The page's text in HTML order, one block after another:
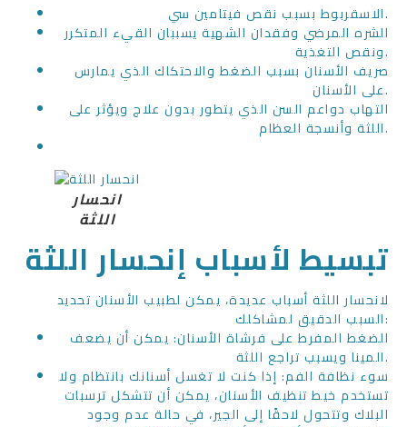
الاسقربوط بسبب نقص فيتامين سي.
الشره المرضي وفقدان الشهية يسببان القيء المتكرر
ونقص التغذية.
صريف الأسنان بسبب الضغط والاحتكاك الذي يمارس
على الأسنان.
التهاب دواعم السن الذي يتطور بدون علاج ويؤثر على
اللثة وأنسجة العظام.
انحسار
اللثة
تبسيط لأسباب إنحسار اللثة
لانحسار اللثة أسباب عديدة، يمكن لطبيب الأسنان تحديد
السبب الدقيق لمشاكلك:
الضغط المفرط على فرشاة الأسنان: يمكن أن يضعف
المينا ويسبب تراجع اللثة.
سوء نظافة الفم: إذا كنت لا تغسل أسنانك بانتظام ولا
تستخدم خيط تنظيف الأسنان، يمكن أن تتشكل ترسبات
البلاك وتتحول لاحقًا إلى الجير، في حالة عدم وجود